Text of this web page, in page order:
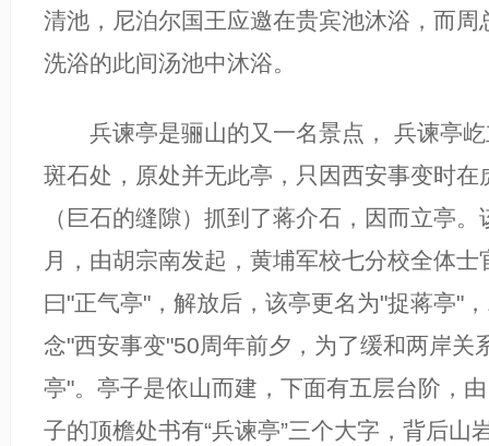
清池，尼泊尔国王应邀在贵宾池沐浴，而周
洗浴的此间汤池中沐浴。
兵谏亭是骊山的又一名景点， 兵谏亭屹
斑石处，原处并无此亭，只因西安事变时在
（巨石的缝隙）抓到了蒋介石，因而立亭
月，由胡宗南发起，黄埔军校七分校全体士
曰"正气亭"，解放后，该亭更名为"捉蒋亭"
念"西安事变"50周年前夕，为了缓和两岸关
亭"。亭子是依山而建，下面有五层台阶，
子的顶檐处书有“兵谏亭”三个大字，背后山